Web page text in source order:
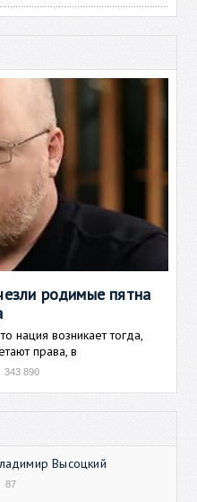
родимые пятна
нация возникает тогда,
права, в
343 890
Высоцкий
87